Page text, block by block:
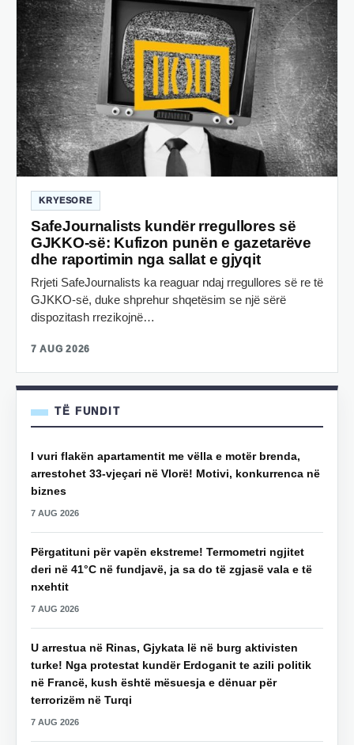
KRYESORE
SafeJournalists kundër rregullores së
GJKKO-së: Kufizon punën e gazetarëve
dhe raportimin nga sallat e gjyqit
Rrjeti SafeJournalists ka reaguar ndaj rregullores së re të
GJKKO-së, duke shprehur shqetësim se një sërë
dispozitash rrezikojnë…
7 AUG 2026
TË FUNDIT
I vuri flakën apartamentit me vëlla e motër brenda,
arrestohet 33-vjeçari në Vlorë! Motivi, konkurrenca në
biznes
7 AUG 2026
Përgatituni për vapën ekstreme! Termometri ngjitet
deri në 41°C në fundjavë, ja sa do të zgjasë vala e të
nxehtit
7 AUG 2026
U arrestua në Rinas, Gjykata lë në burg aktivisten
turke! Nga protestat kundër Erdoganit te azili politik
në Francë, kush është mësuesja e dënuar për
terrorizëm në Turqi
7 AUG 2026